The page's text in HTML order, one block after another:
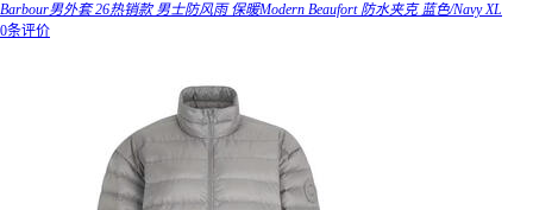
Barbour男外套 26热销款 男士防风雨 保暖Modern Beaufort 防水夹克 蓝色/Navy XL
0条评价